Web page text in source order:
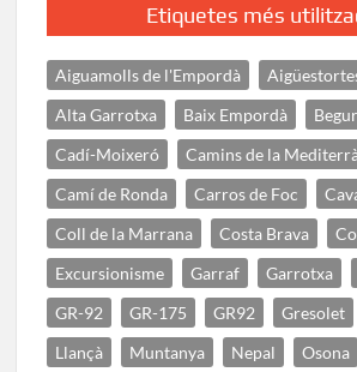
Etiquetes més
Aiguamolls de l'Empordà
Alta Garrotxa
Baix Empordà Begur
Cadí-Moixeró
Camins de la
Camí de Ronda
Carros de Foc
Coll de la Marrana
Costa Brava
Excursionisme
Garraf Garrotxa
GR-92
GR-175 GR92 Gresolet
Llançà
Muntanya Nepal Osona